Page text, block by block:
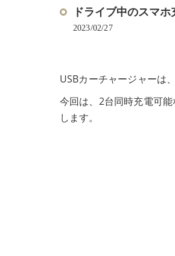
ドライブ中のスマ
2023/02/27
USBカーチャージャーは
今回は、2台同時充電可
します。